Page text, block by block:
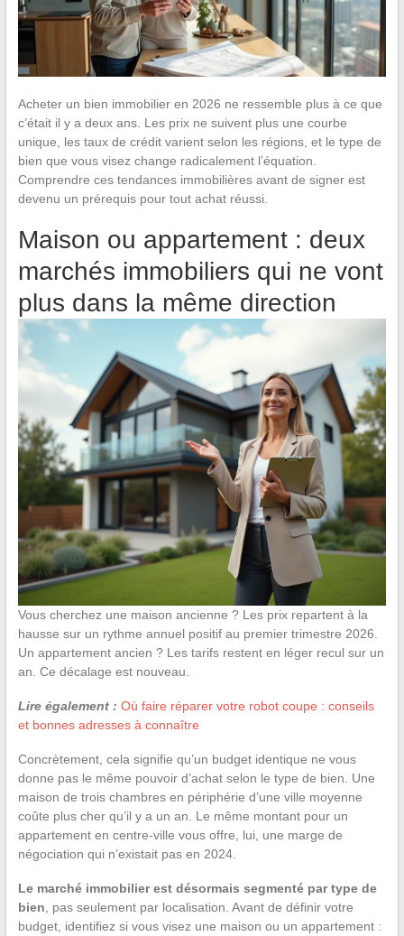
Acheter un bien immobilier en 2026 ne ressemble plus à ce que
c’était il y a deux ans. Les prix ne suivent plus une courbe
unique, les taux de crédit varient selon les régions, et le type de
bien que vous visez change radicalement l’équation.
Comprendre ces tendances immobilières avant de signer est
devenu un prérequis pour tout achat réussi.
Maison ou appartement : deux
marchés immobiliers qui ne vont
plus dans la même direction
Vous cherchez une maison ancienne ? Les prix repartent à la
hausse sur un rythme annuel positif au premier trimestre 2026.
Un appartement ancien ? Les tarifs restent en léger recul sur un
an. Ce décalage est nouveau.
Lire également : Où faire réparer votre robot coupe : conseils
et bonnes adresses à connaître
Concrètement, cela signifie qu’un budget identique ne vous
donne pas le même pouvoir d’achat selon le type de bien. Une
maison de trois chambres en périphérie d’une ville moyenne
coûte plus cher qu’il y a un an. Le même montant pour un
appartement en centre-ville vous offre, lui, une marge de
négociation qui n’existait pas en 2024.
Le marché immobilier est désormais segmenté par type de
bien , pas seulement par localisation. Avant de définir votre
budget, identifiez si vous visez une maison ou un appartement :